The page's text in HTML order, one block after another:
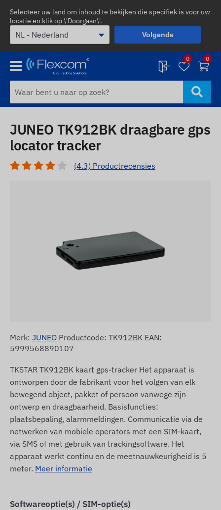
Selecteer uw land om inhoud te bekijken die specifiek is voor uw
locatie en klik op \'Doorgaan\'.
Volgende
0 0
JUNEO TK912BK draagbare gps
locator tracker
(4.3) Productrecensies
Merk: JUNEO Productcode: TK912BK EAN:
5999568890107
TKSTAR TK912BK kaart gps-tracker Het apparaat is
ontworpen door de fabrikant voor het volgen van elk
bewegend object, pakket of persoon vanwege zijn
ontwerp en draagbaarheid. Basisfuncties:
plaatsbepaling, alarmmeldingen. Communicatie via de
netwerken van mobiele operators met een SIM-kaart,
via SMS of met gebruik van trackingsoftware. Het
apparaat werkt continu en de meetnauwkeurigheid is 5
meter. Meer informatie
Softwareoptie(s) / SIM-optie(s)